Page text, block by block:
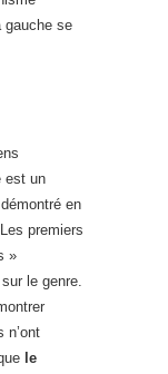
gauche se
est un
en
premiers
»
le genre.
n’ont
le